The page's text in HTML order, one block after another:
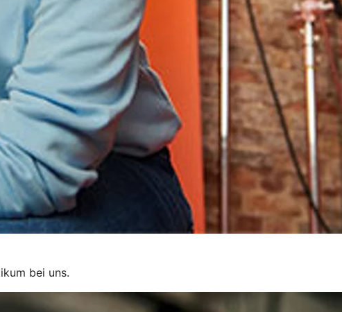
bei uns.